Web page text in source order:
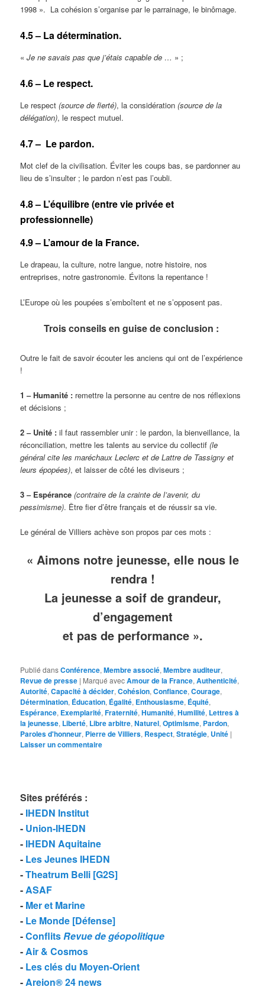
1998 ». La cohésion s’organise par le parrainage, le binômage.
4.5 – La détermination.
«Je ne savais pas que j’étais capable de … » ;
4.6 – Le respect.
Le respect(source de fierté), la considération(source de la
délégation), le respect mutuel.
4.7 – Le pardon.
Mot clef de la civilisation. Éviter les coups bas, se pardonner au
lieu de s’insulter ; le pardon n’est pas l’oubli.
4.8 – L’équilibre (entre vie privée et
professionnelle)
4.9 – L’amour de la France.
Le drapeau, la culture, notre langue, notre histoire, nos
entreprises, notre gastronomie. Évitons la repentance !
L’Europe où les poupées s’emboîtent et ne s’opposent pas.
Trois conseils en guise de conclusion :
Outre le fait de savoir écouter les anciens qui ont de l’expérience
!
1 ‒ Humanité : remettre la personne au centre de nos réflexions
et décisions ;
2 ‒ Unité : il faut rassembler unir : le pardon, la bienveillance, la
réconciliation, mettre les talents au service du collectif(le
général cite les maréchaux Leclerc et de Lattre de Tassigny et
leurs épopées), et laisser de côté les diviseurs ;
3 ‒ Espérance (contraire de la crainte de l’avenir, du
pessimisme). Être fier d’être français et de réussir sa vie.
Le général de Villiers achève son propos par ces mots :
« Aimons notre jeunesse, elle nous le
rendra !
La jeunesse a soif de grandeur,
d’engagement
et pas de performance ».
Publié dansConférence,Membre associé,Membre auditeur,
Revue de presse | Marqué avecAmour de la France,Authenticité,
Autorité,Capacité à décider,Cohésion,Confiance,Courage,
Détermination, Éducation, Égalité, Enthousiasme, Équité,
Espérance, Exemplarité,Fraternité,Humanité,Humilité, Lettres à
la jeunesse, Liberté, Libre arbitre,Naturel,Optimisme, Pardon,
Paroles d'honneur, Pierre de Villiers, Respect,Stratégie, Unité |
Laisser un commentaire
Sites préférés :
- IHEDN Institut
- Union-IHEDN
- IHEDN Aquitaine
- Les Jeunes IHEDN
-Theatrum Belli [G2S]
-ASAF
- Mer et Marine
- Le Monde [Défense]
-ConflitsRevue de géopolitique
-Air & Cosmos
- Les clés du Moyen-Orient
-Areion® 24 news